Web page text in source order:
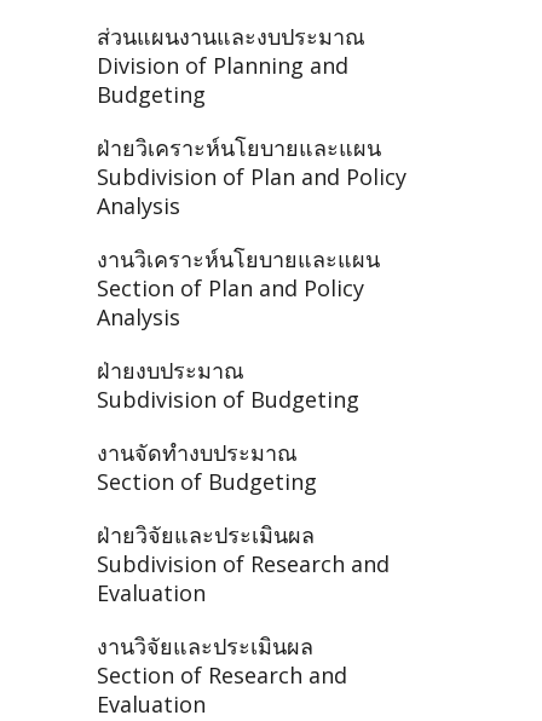
ส่วนแผนงานและงบประมาณ
Division of Planning and
Budgeting
ฝ่ายวิเคราะห์นโยบายและแผน
Subdivision of Plan and Policy
Analysis
งานวิเคราะห์นโยบายและแผน
Section of Plan and Policy
Analysis
ฝ่ายงบประมาณ
Subdivision of Budgeting
งานจัดทำงบประมาณ
Section of Budgeting
ฝ่ายวิจัยและประเมินผล
Subdivision of Research and
Evaluation
งานวิจัยและประเมินผล
Section of Research and
Evaluation